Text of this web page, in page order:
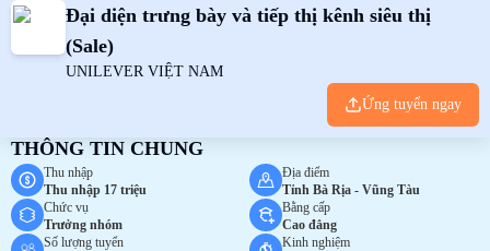
Đại diện trưng bày và tiếp thị kênh siêu thị
(Sale)
UNILEVER VIỆT NAM
Ứng tuyển ngay
THÔNG TIN CHUNG
Thu nhập
Thu nhập 17 triệu
Địa điểm
Tỉnh Bà Rịa - Vũng Tàu
Chức vụ
Trưởng nhóm
Bằng cấp
Cao đẳng
Số lượng tuyển
Kinh nghiệm